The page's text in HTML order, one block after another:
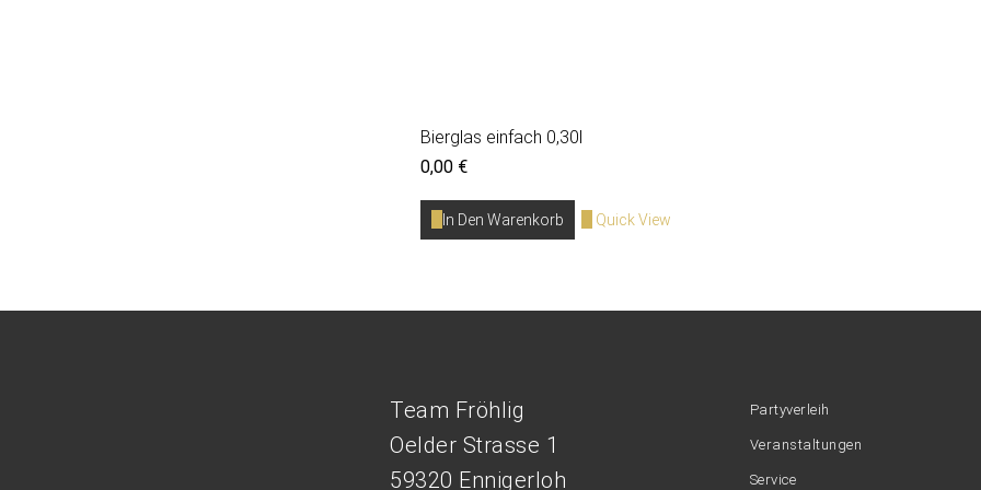
Bierglas einfach 0,30l
0,00 €
In Den Warenkorb Quick View
Team Fröhlig
Oelder Strasse 1
59320 Ennigerloh
Partyverleih
Veranstaltungen
Service